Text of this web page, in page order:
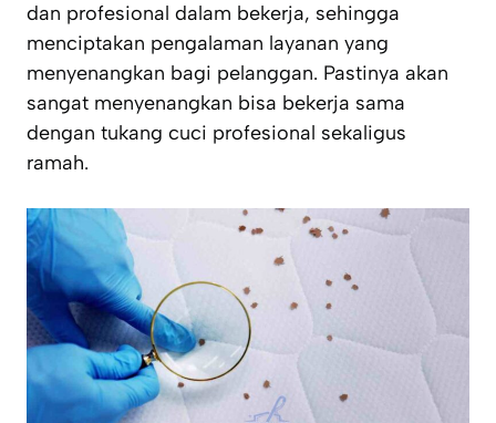
dan profesional dalam bekerja, sehingga
menciptakan pengalaman layanan yang
menyenangkan bagi pelanggan. Pastinya akan
sangat menyenangkan bisa bekerja sama
dengan tukang cuci profesional sekaligus
ramah.